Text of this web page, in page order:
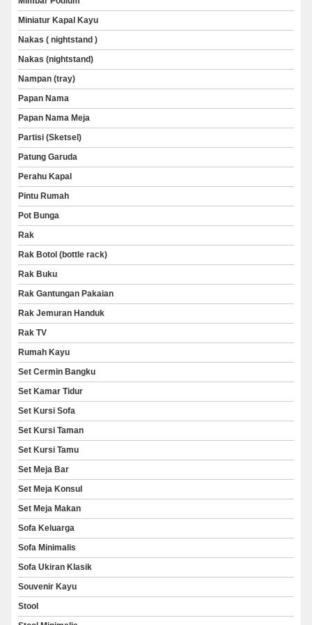
Miniatur Kapal Kayu
Nakas ( nightstand )
Nakas (nightstand)
Nampan (tray)
Papan Nama
Papan Nama Meja
Partisi (Sketsel)
Patung Garuda
Perahu Kapal
Pintu Rumah
Pot Bunga
Rak
Rak Botol (bottle rack)
Rak Buku
Rak Gantungan Pakaian
Rak Jemuran Handuk
Rak TV
Rumah Kayu
Set Cermin Bangku
Set Kamar Tidur
Set Kursi Sofa
Set Kursi Taman
Set Kursi Tamu
Set Meja Bar
Set Meja Konsul
Set Meja Makan
Sofa Keluarga
Sofa Minimalis
Sofa Ukiran Klasik
Souvenir Kayu
Stool